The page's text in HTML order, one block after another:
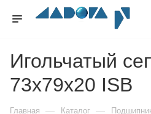
Игольчатый
73x79x20 ISB
Главная — Каталог —